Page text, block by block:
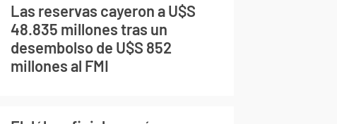
Las reservas cayeron a U$S
48.835 millones tras un
desembolso de U$S 852
millones al FMI